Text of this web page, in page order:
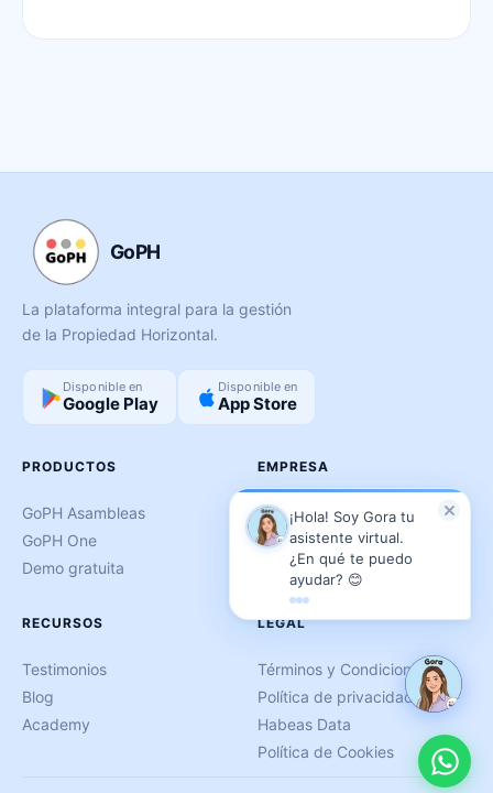
GoPH
La plataforma integral para la gestión
de la Propiedad Horizontal.
Disponible en
Google Play
Disponible en
App Store
PRODUCTOS
GoPH Asambleas
GoPH One
Demo gratuita
EMPRESA
Nosotros
Aliados
Contacto
RECURSOS
Testimonios
Blog
Academy
LEGAL
Términos y Condiciones
Política de privacidad
Habeas Data
Política de Cookies
¡Hola! Soy Gora tu
asistente virtual.
¿En qué te puedo
ayudar? 😊